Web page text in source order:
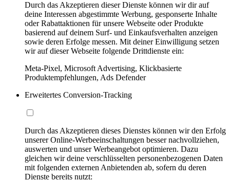
Durch das Akzeptieren dieser Dienste können wir dir auf
deine Interessen abgestimmte Werbung, gesponserte Inhalte
oder Rabattaktionen für unsere Webseite oder Produkte
basierend auf deinem Surf- und Einkaufsverhalten anzeigen
sowie deren Erfolge messen. Mit deiner Einwilligung setzen
wir auf dieser Webseite folgende Drittdienste ein:
Meta-Pixel, Microsoft Advertising, Klickbasierte
Produktempfehlungen, Ads Defender
Erweitertes Conversion-Tracking
Durch das Akzeptieren dieses Dienstes können wir den Erfolg
unserer Online-Werbeeinschaltungen besser nachvollziehen,
auswerten und unser Werbeangebot optimieren. Dazu
gleichen wir deine verschlüsselten personenbezogenen Daten
mit folgenden externen Anbietenden ab, sofern du deren
Dienste bereits nutzt: